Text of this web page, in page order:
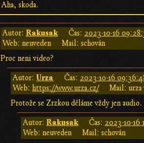
Aha, skoda.
Autor: Rakusak Čas: 2023-10-16
Web: neuveden
Mail: schován
Proc neni video?
Autor: Urza Čas: 2023-10-16
Web:https://www.urza.cz/
Mail: urza
Protože se Zrzkou děláme vždy jen audio.
Autor:Rakusak Čas: 2023-10-16
Web: neuveden
Mail: schován